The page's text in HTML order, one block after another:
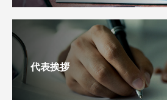
代表挨拶